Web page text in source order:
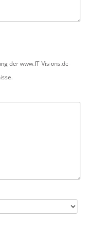
der www.IT-Visions.de-